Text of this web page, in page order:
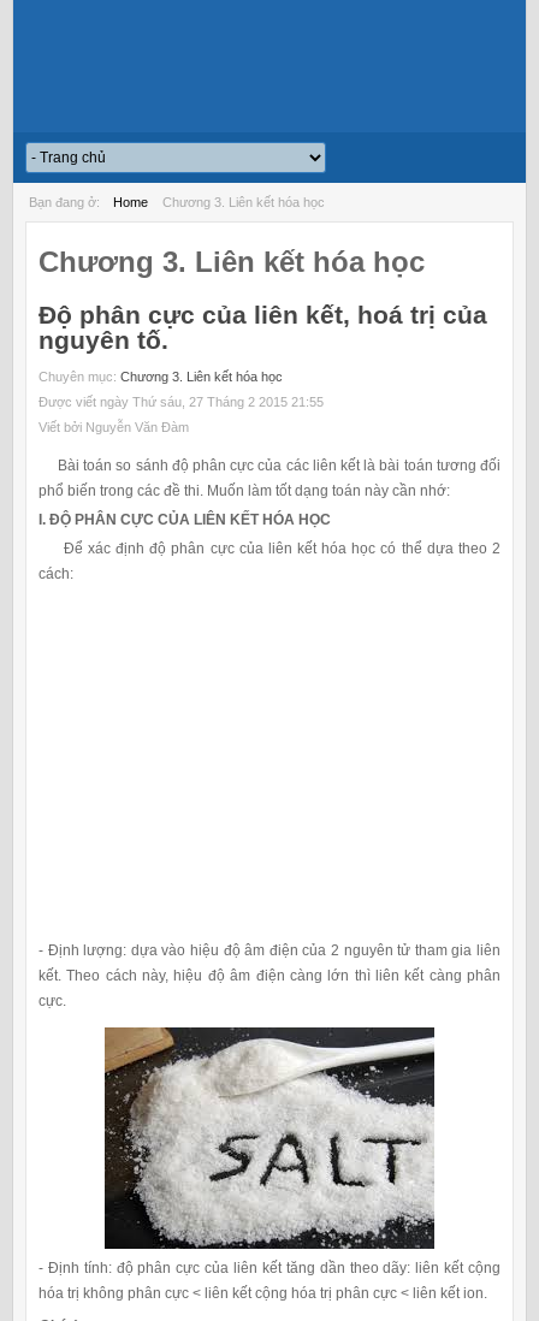
Bạn đang ở: Home Chương 3. Liên kết hóa học
Chương 3. Liên kết hóa học
Độ phân cực của liên kết, hoá trị của
nguyên tố.
Chuyên mục: Chương 3. Liên kết hóa học
Được viết ngày Thứ sáu, 27 Tháng 2 2015 21:55
Viết bởi Nguyễn Văn Đàm
Bài toán so sánh độ phân cực của các liên kết là bài toán tương đối
phổ biến trong các đề thi. Muốn làm tốt dạng toán này cần nhớ:
I. ĐỘ PHÂN CỰC CỦA LIÊN KẾT HÓA HỌC
Để xác định độ phân cực của liên kết hóa học có thể dựa theo 2
cách:
- Định lượng: dựa vào hiệu độ âm điện của 2 nguyên tử tham gia liên
kết. Theo cách này, hiệu độ âm điện càng lớn thì liên kết càng phân
cực.
- Định tính: độ phân cực của liên kết tăng dần theo dãy: liên kết cộng
hóa trị không phân cực < liên kết cộng hóa trị phân cực < liên kết ion.